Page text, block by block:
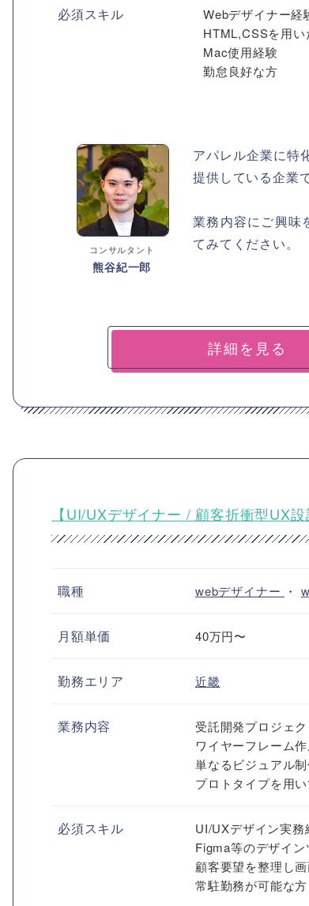
必須スキル
Webデザイナー経
HTML,CSSを用
Mac使用経験
勤怠良好な方
コンサルタント
熊谷紀一郎
アパレル企業に特
提供している企業で
業務内容にご興味
てみてください。
詳細を見る
【UI/UXデザイナー / 顧客折衝型UX
職種 webデザイナー ・
月額単価 40万円〜
勤務エリア 近畿
業務内容
受託開発プロジェ
ワイヤーフレーム
単なるビジュアル
プロトタイプを用
必須スキル
UI/UXデザイン実務
Figma等のデザイ
顧客要望を整理し
常駐勤務が可能な方